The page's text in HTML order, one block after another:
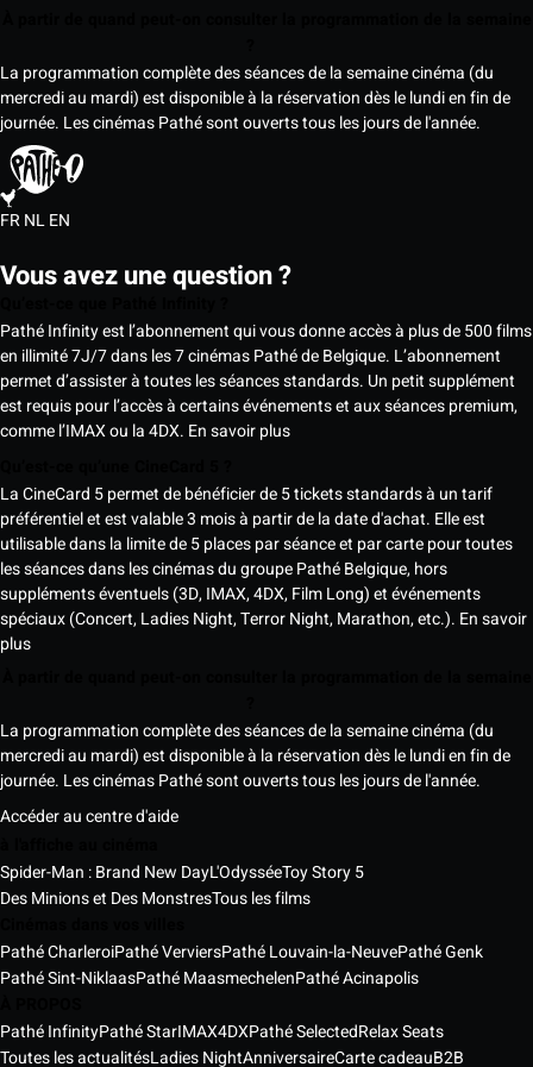
La programmation complète des séances de la semaine cinéma (du
mercredi au mardi) est disponible à la réservation dès le lundi en fin de
journée. Les cinémas Pathé sont ouverts tous les jours de l'année.
FRNLEN
Vous avez une question ?
Pathé Infinity est l’abonnement qui vous donne accès à plus de 500 films
en illimité 7J/7 dans les 7 cinémas Pathé de Belgique. L’abonnement
permet d’assister à toutes les séances standards. Un petit supplément
est requis pour l’accès à certains événements et aux séances premium,
comme l’IMAX ou la 4DX. En savoir plus
La CineCard 5 permet de bénéficier de 5 tickets standards à un tarif
préférentiel et est valable 3 mois à partir de la date d'achat. Elle est
utilisable dans la limite de 5 places par séance et par carte pour toutes
les séances dans les cinémas du groupe Pathé Belgique, hors
suppléments éventuels (3D, IMAX, 4DX, Film Long) et événements
spéciaux (Concert, Ladies Night, Terror Night, Marathon, etc.). En savoir
plus
La programmation complète des séances de la semaine cinéma (du
mercredi au mardi) est disponible à la réservation dès le lundi en fin de
journée. Les cinémas Pathé sont ouverts tous les jours de l'année.
Accéder au centre d'aide
Spider-Man : Brand New DayL'OdysséeToy Story 5
Des Minions et Des MonstresTous les films
Pathé CharleroiPathé VerviersPathé Louvain-la-NeuvePathé Genk
Pathé Sint-NiklaasPathé MaasmechelenPathé Acinapolis
Pathé InfinityPathé StarIMAX4DXPathé SelectedRelax Seats
Toutes les actualitésLadies NightAnniversaireCarte cadeauB2B